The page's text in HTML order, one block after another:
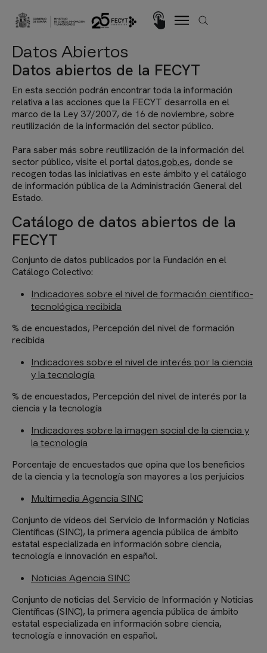
Imagen
Datos Abiertos
Datos abiertos de la FECYT
En esta sección podrán encontrar toda la información
relativa a las acciones que la FECYT desarrolla en el
marco de la Ley 37/2007, de 16 de noviembre, sobre
reutilización de la información del sector público.
Para saber más sobre reutilización de la información del
sector público, visite el portaldatos.gob.es, donde se
recogen todas las iniciativas en este ámbito y el catálogo
de información pública de la Administración General del
Estado.
Catálogo de datos abiertos de la
FECYT
Conjunto de datos publicados por la Fundación en el
Catálogo Colectivo:
Indicadores sobre el nivel de formación científico-
tecnológica recibida
% de encuestados, Percepción del nivel de formación
recibida
Indicadores sobre el nivel de interés por la ciencia
y la tecnología
% de encuestados, Percepción del nivel de interés por la
ciencia y la tecnología
Indicadores sobre la imagen social de la ciencia y
la tecnología
Porcentaje de encuestados que opina que los beneficios
de la ciencia y la tecnología son mayores a los perjuicios
Multimedia Agencia SINC
Conjunto de vídeos del Servicio de Información y Noticias
Científicas (SINC), la primera agencia pública de ámbito
estatal especializada en información sobre ciencia,
tecnología e innovación en español.
Noticias Agencia SINC
Conjunto de noticias del Servicio de Información y Noticias
Científicas (SINC), la primera agencia pública de ámbito
estatal especializada en información sobre ciencia,
tecnología e innovación en español.